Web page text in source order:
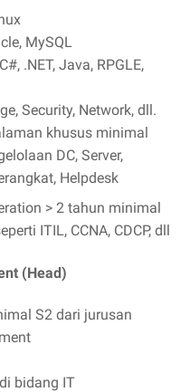
MySQL
C#, .NET, Java, RPGLE,
Security, Network, dll.
khusus minimal
DC, Server,
Helpdesk
> 2 tahun minimal
ITIL, CCNA, CDCP, dll
(Head)
S2 dari jurusan
bidang IT